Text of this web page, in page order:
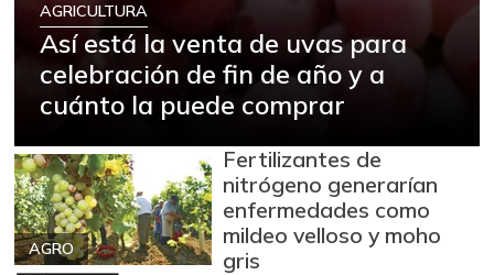
AGRICULTURA
Así está la venta de uvas para
celebración de fin de año y a
cuánto la puede comprar
AGRO
Fertilizantes de
nitrógeno generarían
enfermedades como
mildeo velloso y moho
gris